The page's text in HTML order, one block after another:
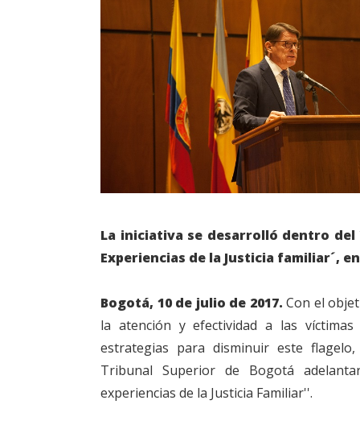
La iniciativa se desarrolló dentro del
Experiencias de la Justicia familiar´,
Bogotá, 10 de julio de 2017. Con el
la atención y efectividad a las
estrategias para disminuir este
Tribunal Superior de Bogotá
experiencias de la Justicia Familiar''.